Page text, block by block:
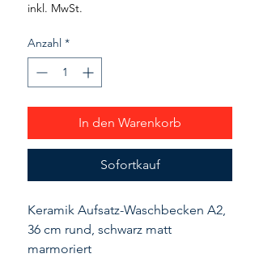
inkl. MwSt.
Anzahl *
In den Warenkorb
Sofortkauf
Keramik Aufsatz-Waschbecken A2,
36 cm rund, schwarz matt
marmoriert